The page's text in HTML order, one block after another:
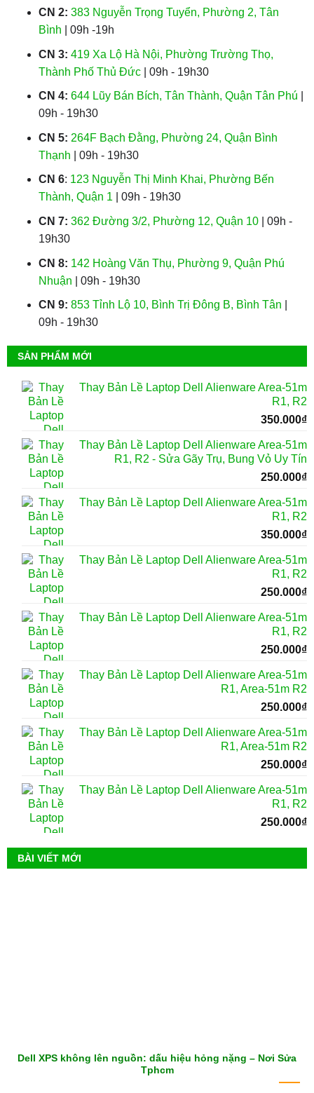
CN 2: 383 Nguyễn Trọng Tuyển, Phường 2, Tân
Bình | 09h -19h
CN 3: 419 Xa Lộ Hà Nội, Phường Trường Thọ,
Thành Phố Thủ Đức| 09h - 19h30
CN 4: 644 Lũy Bán Bích, Tân Thành, Quận Tân Phú
09h - 19h30
CN 5: 264F Bạch Đằng, Phường 24, Quận Bình
Thạnh | 09h - 19h30
CN 6: 123 Nguyễn Thị Minh Khai, Phường Bến
Thành, Quận 1 | 09h - 19h30
CN 7: 362 Đường 3/2, Phường 12, Quận 10| 09h -
19h30
CN 8: 142 Hoàng Văn Thụ, Phường 9, Quận Phú
Nhuận | 09h - 19h30
CN 9: 853 Tỉnh Lộ 10, Bình Trị Đông B, Bình Tân
09h - 19h30
SẢN PHẨM MỚI
Thay Bản Lề Laptop Dell Alienware Area-51m
R1, R2
350.000₫
Thay Bản Lề Laptop Dell Alienware Area-51m
R1, R2 - Sửa Gãy Trụ, Bung Vỏ Uy Tín
250.000₫
Thay Bản Lề Laptop Dell Alienware Area-51m
R1, R2
350.000₫
Thay Bản Lề Laptop Dell Alienware Area-51m
R1, R2
250.000₫
Thay Bản Lề Laptop Dell Alienware Area-51m
R1, R2
250.000₫
Thay Bản Lề Laptop Dell Alienware Area-51m
R1, Area-51m R2
250.000₫
Thay Bản Lề Laptop Dell Alienware Area-51m
R1, Area-51m R2
250.000₫
Thay Bản Lề Laptop Dell Alienware Area-51m
R1, R2
250.000₫
BÀI VIẾT MỚI
Dell XPS không lên nguồn: dấu hiệu hỏng nặng – Nơi Sửa
Tphcm